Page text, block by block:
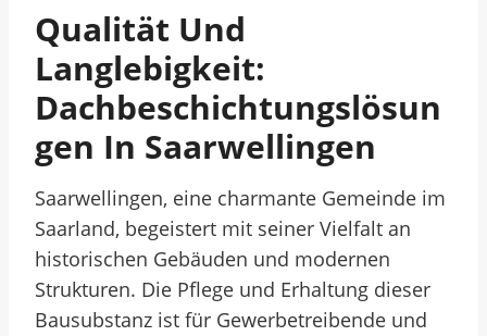
Qualität Und
Langlebigkeit:
Dachbeschichtungslösun
Gen In Saarwellingen
Saarwellingen, eine charmante Gemeinde im
Saarland, begeistert mit seiner Vielfalt an
historischen Gebäuden und modernen
Strukturen. Die Pflege und Erhaltung dieser
Bausubstanz ist für Gewerbetreibende und